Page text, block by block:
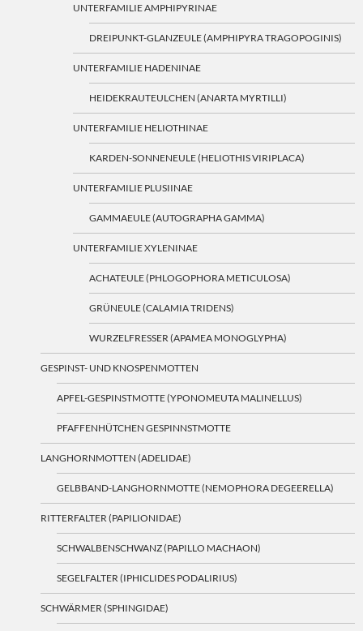
UNTERFAMILIE AMPHIPYRINAE
DREIPUNKT-GLANZEULE (AMPHIPYRA TRAGOPOGINIS)
UNTERFAMILIE HADENINAE
HEIDEKRAUTEULCHEN (ANARTA MYRTILLI)
UNTERFAMILIE HELIOTHINAE
KARDEN-SONNENEULE (HELIOTHIS VIRIPLACA)
UNTERFAMILIE PLUSIINAE
GAMMAEULE (AUTOGRAPHA GAMMA)
UNTERFAMILIE XYLENINAE
ACHATEULE (PHLOGOPHORA METICULOSA)
GRÜNEULE (CALAMIA TRIDENS)
WURZELFRESSER (APAMEA MONOGLYPHA)
GESPINST- UND KNOSPENMOTTEN
APFEL-GESPINSTMOTTE (YPONOMEUTA MALINELLUS)
PFAFFENHÜTCHEN GESPINNSTMOTTE
LANGHORNMOTTEN (ADELIDAE)
GELBBAND-LANGHORNMOTTE (NEMOPHORA DEGEERELLA)
RITTERFALTER (PAPILIONIDAE)
SCHWALBENSCHWANZ (PAPILLO MACHAON)
SEGELFALTER (IPHICLIDES PODALIRIUS)
SCHWÄRMER (SPHINGIDAE)